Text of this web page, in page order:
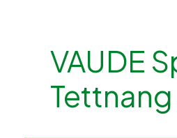
VAUDE
Tettnang